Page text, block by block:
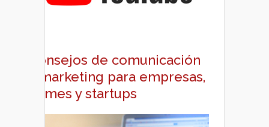
Consejos de comunicación
y marketing para empresas,
pymes y startups